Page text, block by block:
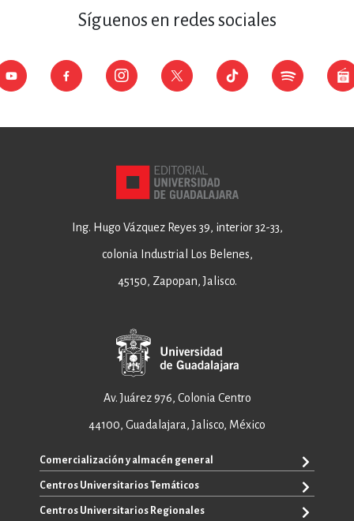
Síguenos en redes sociales
Ing. Hugo Vázquez Reyes 39, interior 32-33,
colonia Industrial Los Belenes,
45150, Zapopan, Jalisco.
Av. Juárez 976, Colonia Centro
44100, Guadalajara, Jalisco, México
Comercialización y almacén general
+52 33 3640 6326
+52 33 3640 4595
Centros Universitarios Temáticos
CUAAD
Centros Universitarios Regionales